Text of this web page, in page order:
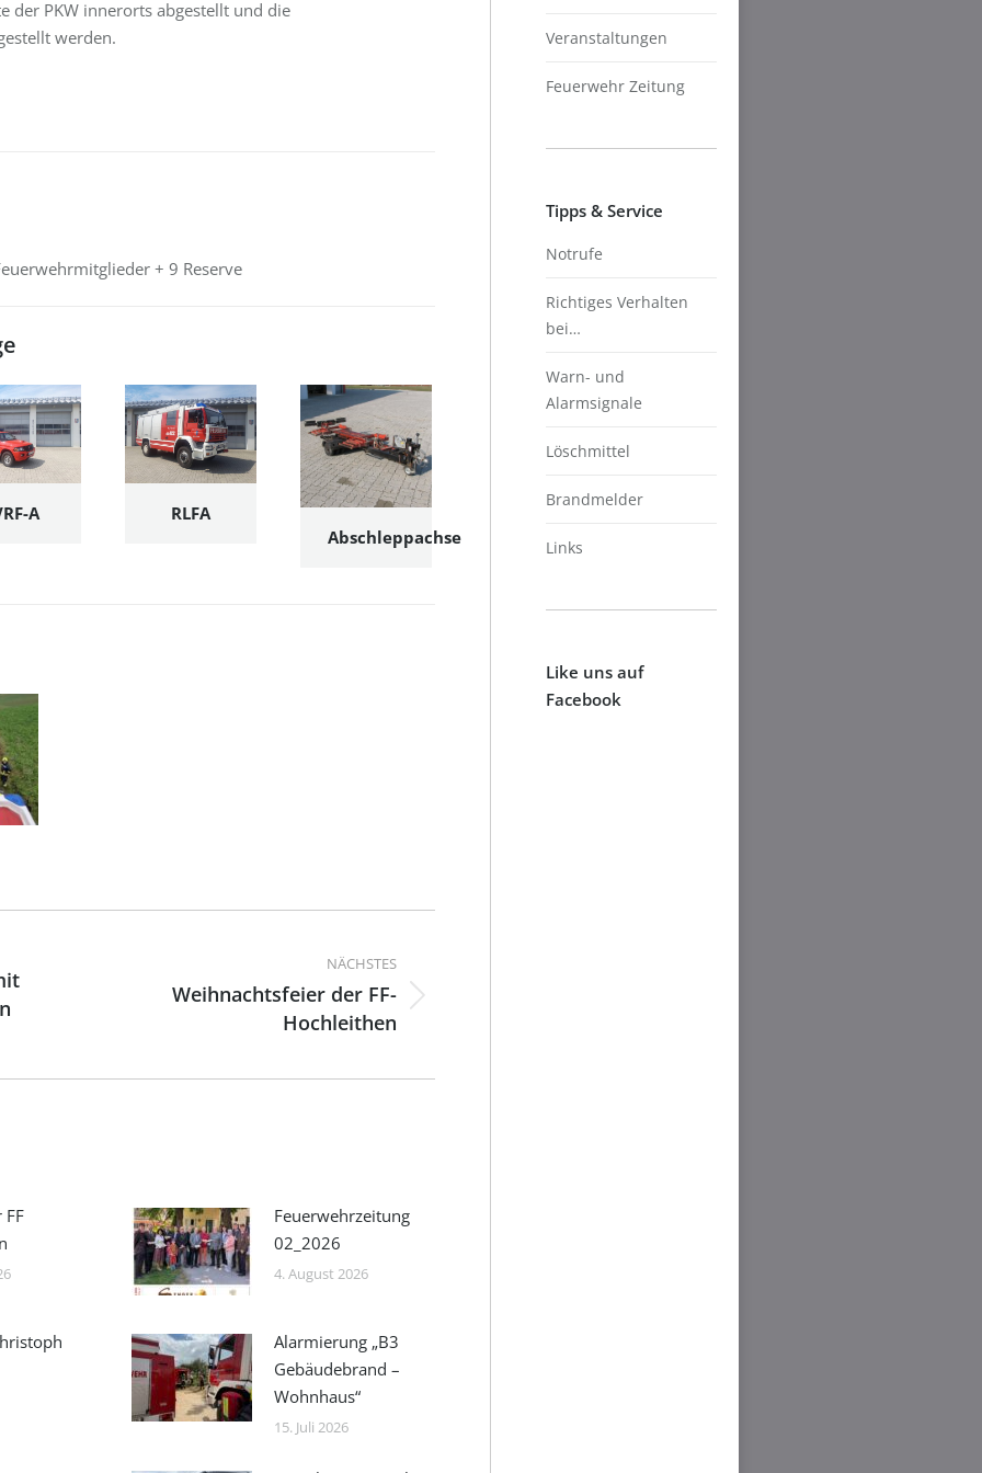
der PKW innerorts abgestellt und die
werden.
+ 9 Reserve
A
RLFA
Abschleppachse
NÄCHSTES
Nächster
Weihnachtsfeier der FF-
Hochleithen
FF
Feuerwehrzeitung
02_2026
4. August 2026
Alarmierung „B3
Gebäudebrand –
Wohnhaus“
15. Juli 2026
Veranstaltungen
Feuerwehr Zeitung
Tipps & Service
Notrufe
Richtiges Verhalten
bei…
Warn- und
Alarmsignale
Löschmittel
Brandmelder
Links
Like uns auf
Facebook